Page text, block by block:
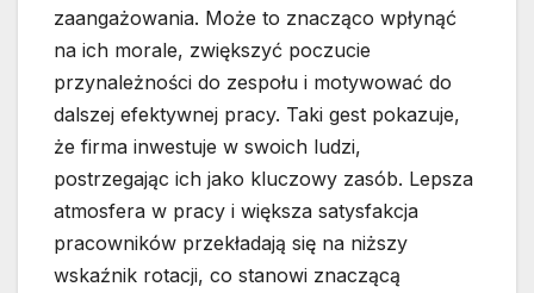
zaangażowania. Może to znacząco wpłynąć
na ich morale, zwiększyć poczucie
przynależności do zespołu i motywować do
dalszej efektywnej pracy. Taki gest pokazuje,
że firma inwestuje w swoich ludzi,
postrzegając ich jako kluczowy zasób. Lepsza
atmosfera w pracy i większa satysfakcja
pracowników przekładają się na niższy
wskaźnik rotacji, co stanowi znaczącą